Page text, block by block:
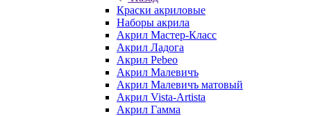
Краски акриловые
Наборы акрила
Акрил Мастер-Класс
Акрил Ладога
Акрил Pebeo
Акрил Малевичъ
Акрил Малевичъ матовый
Акрил Vista-Artista
Акрил Гамма